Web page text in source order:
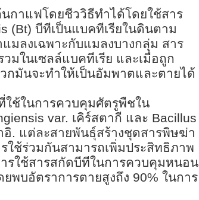
กาแฟโดยชีววิธีทำได้โดยใช้สาร
(Bt) บีทีเป็นแบคทีเรียในดินตาม
มลงเฉพาะกับแมลงบางกลุ่ม สาร
มในเซลล์แบคทีเรีย และเมื่อถูก
กมันจะทำให้เป็นอัมพาตและตายได้
ช้ในการควบคุมศัตรูพืชใน
var. เคิร์สตากี และ Bacillus
อิ. แต่ละสายพันธุ์สร้างชุดสารพิษฆ่า
ใช้ร่วมกันสามารถเพิ่มประสิทธิภาพ
รใช้สารสกัดบีทีในการควบคุมหนอน
พบอัตราการตายสูงถึง 90% ในการ